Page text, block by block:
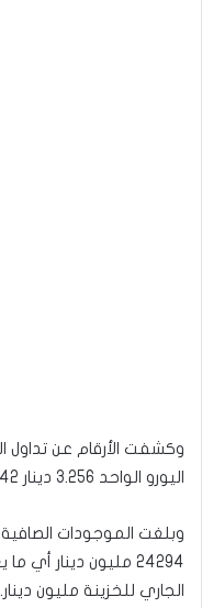
اليورو الواحد 3.256 دينار 3,242.
الجاري للخزينة مليون دينار.